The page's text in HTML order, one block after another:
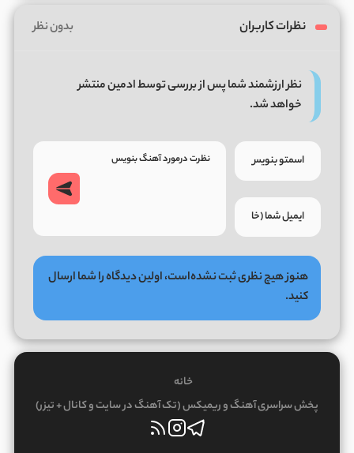
نظرات کاربران بدون نظر
نظر ارزشمند شما پس از بررسی توسط ادمین منتشر
خواهد شد.
هنوز هیچ نظری ثبت نشده‌است، اولین دیدگاه را شما ارسال
کنید.
خانه
پخش سراسری آهنگ و ریمیکس (تک آهنگ در سایت و کانال + تیزر)